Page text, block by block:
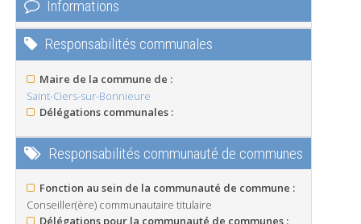
Informations
Responsabilités communales
Maire de la commune de :
Saint-Ciers-sur-Bonnieure
Délégations communales :
Responsabilités communauté de communes
Fonction au sein de la communauté de commune :
Conseiller(ère) communautaire titulaire
Délégations pour la communauté de communes :